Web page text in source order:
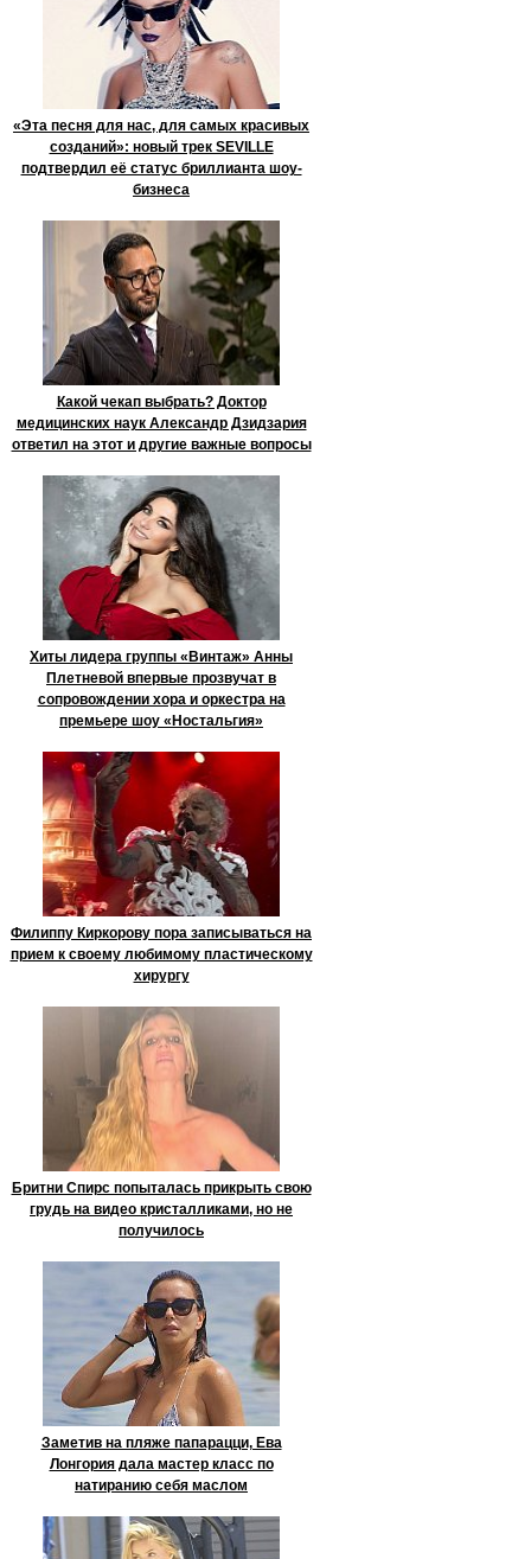
«Эта песня для нас, для самых красивых
созданий»: новый трек SEVILLE
подтвердил её статус бриллианта шоу-
бизнеса
Какой чекап выбрать? Доктор
медицинских наук Александр Дзидзария
ответил на этот и другие важные вопросы
Хиты лидера группы «Винтаж» Анны
Плетневой впервые прозвучат в
сопровождении хора и оркестра на
премьере шоу «Ностальгия»
Филиппу Киркорову пора записываться на
прием к своему любимому пластическому
хирургу
Бритни Спирс попыталась прикрыть свою
грудь на видео кристалликами, но не
получилось
Заметив на пляже папарацци, Ева
Лонгория дала мастер класс по
натиранию себя маслом